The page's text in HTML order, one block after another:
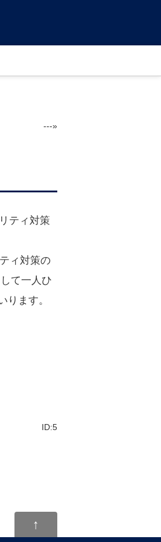
---»
ティ対策
ィ対策の
て一人ひ
ます。
ID:5
↑